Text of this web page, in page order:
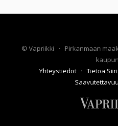
© Vapriikki · Pirkanmaan
Yhteystiedot · Tietoa